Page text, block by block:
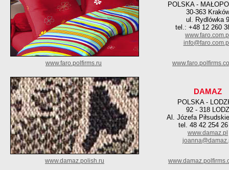
POLSKA -
30-363
ul. Rydlówka 9
tel.: +48 12 260
www.faro.polfirms.ru
DAMAZ
POLSKA -
92 - 318 LODZ
Al. Józefa
tel. 48 42 254
www.damaz.pl
www.damaz.polish.ru